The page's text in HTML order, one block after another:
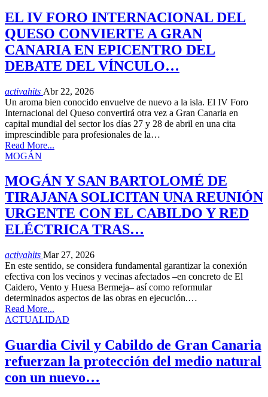
EL IV FORO INTERNACIONAL DEL
QUESO CONVIERTE A GRAN
CANARIA EN EPICENTRO DEL
DEBATE DEL VÍNCULO…
activahits Abr 22, 2026
Un aroma bien conocido envuelve de nuevo a la isla. El IV Foro
Internacional del Queso convertirá otra vez a Gran Canaria en
capital mundial del sector los días 27 y 28 de abril en una cita
imprescindible para profesionales de la…
Read More...
MOGÁN
MOGÁN Y SAN BARTOLOMÉ DE
TIRAJANA SOLICITAN UNA REUNIÓN
URGENTE CON EL CABILDO Y RED
ELÉCTRICA TRAS…
activahits Mar 27, 2026
En este sentido, se considera fundamental garantizar la conexión
efectiva con los vecinos y vecinas afectados –en concreto de El
Caidero, Vento y Huesa Bermeja– así como reformular
determinados aspectos de las obras en ejecución.…
Read More...
ACTUALIDAD
Guardia Civil y Cabildo de Gran Canaria
refuerzan la protección del medio natural
con un nuevo…